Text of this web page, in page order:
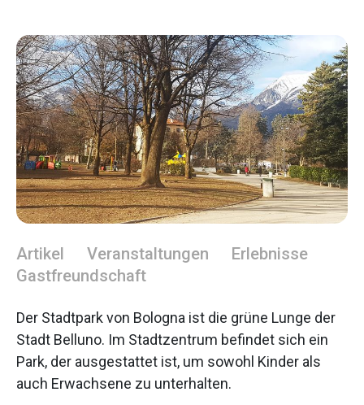
Artikel Veranstaltungen
Erlebnisse
Gastfreundschaft
Der Stadtpark von Bologna ist die grüne Lunge der
Stadt Belluno. Im Stadtzentrum befindet sich ein
Park, der ausgestattet ist, um sowohl Kinder als
auch Erwachsene zu unterhalten.